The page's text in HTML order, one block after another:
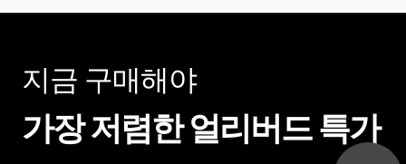
지금 구매해야
가장 저렴한 얼리버드 특가